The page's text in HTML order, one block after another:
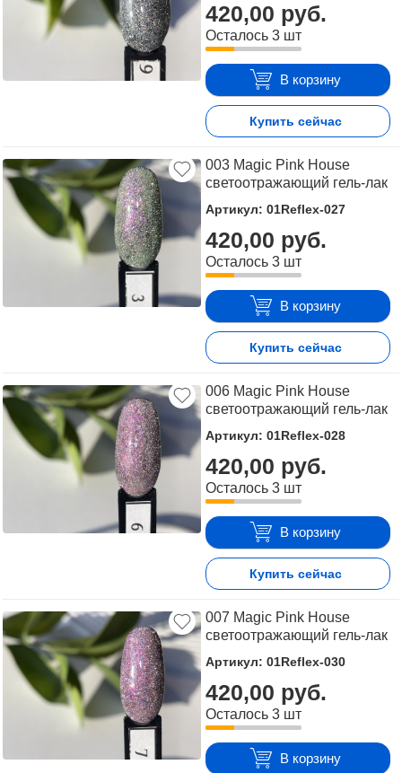
420,00 руб.
Осталось 3 шт
В корзину
Купить сейчас
003 Magic Pink House
светоотражающий гель-лак
Артикул: 01Reflex-027
420,00 руб.
Осталось 3 шт
В корзину
Купить сейчас
006 Magic Pink House
светоотражающий гель-лак
Артикул: 01Reflex-028
420,00 руб.
Осталось 3 шт
В корзину
Купить сейчас
007 Magic Pink House
светоотражающий гель-лак
Артикул: 01Reflex-030
420,00 руб.
Осталось 3 шт
В корзину